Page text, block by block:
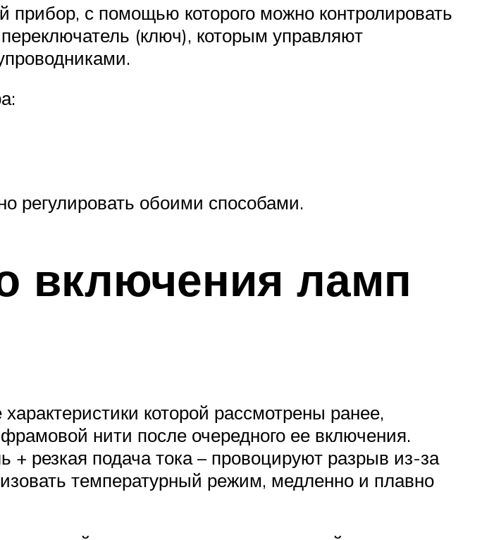
с помощью которого можно контролировать
(ключ), которым управляют
регулировать обоими способами.
включения ламп
которой рассмотрены ранее,
нити после очередного ее включения.
резкая подача тока – провоцируют разрыв из-за
температурный режим, медленно и плавно